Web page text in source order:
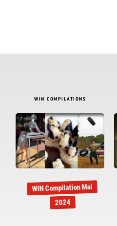
WIN COMPILATIONS
WIN Compilation Mai
2024